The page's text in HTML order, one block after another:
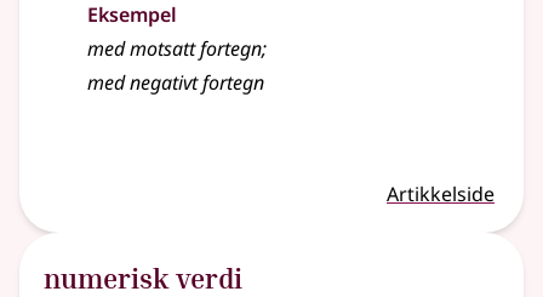
Eksempel
med motsattfortegn;
med negativt fortegn
Artikkelside
numerisk verdi